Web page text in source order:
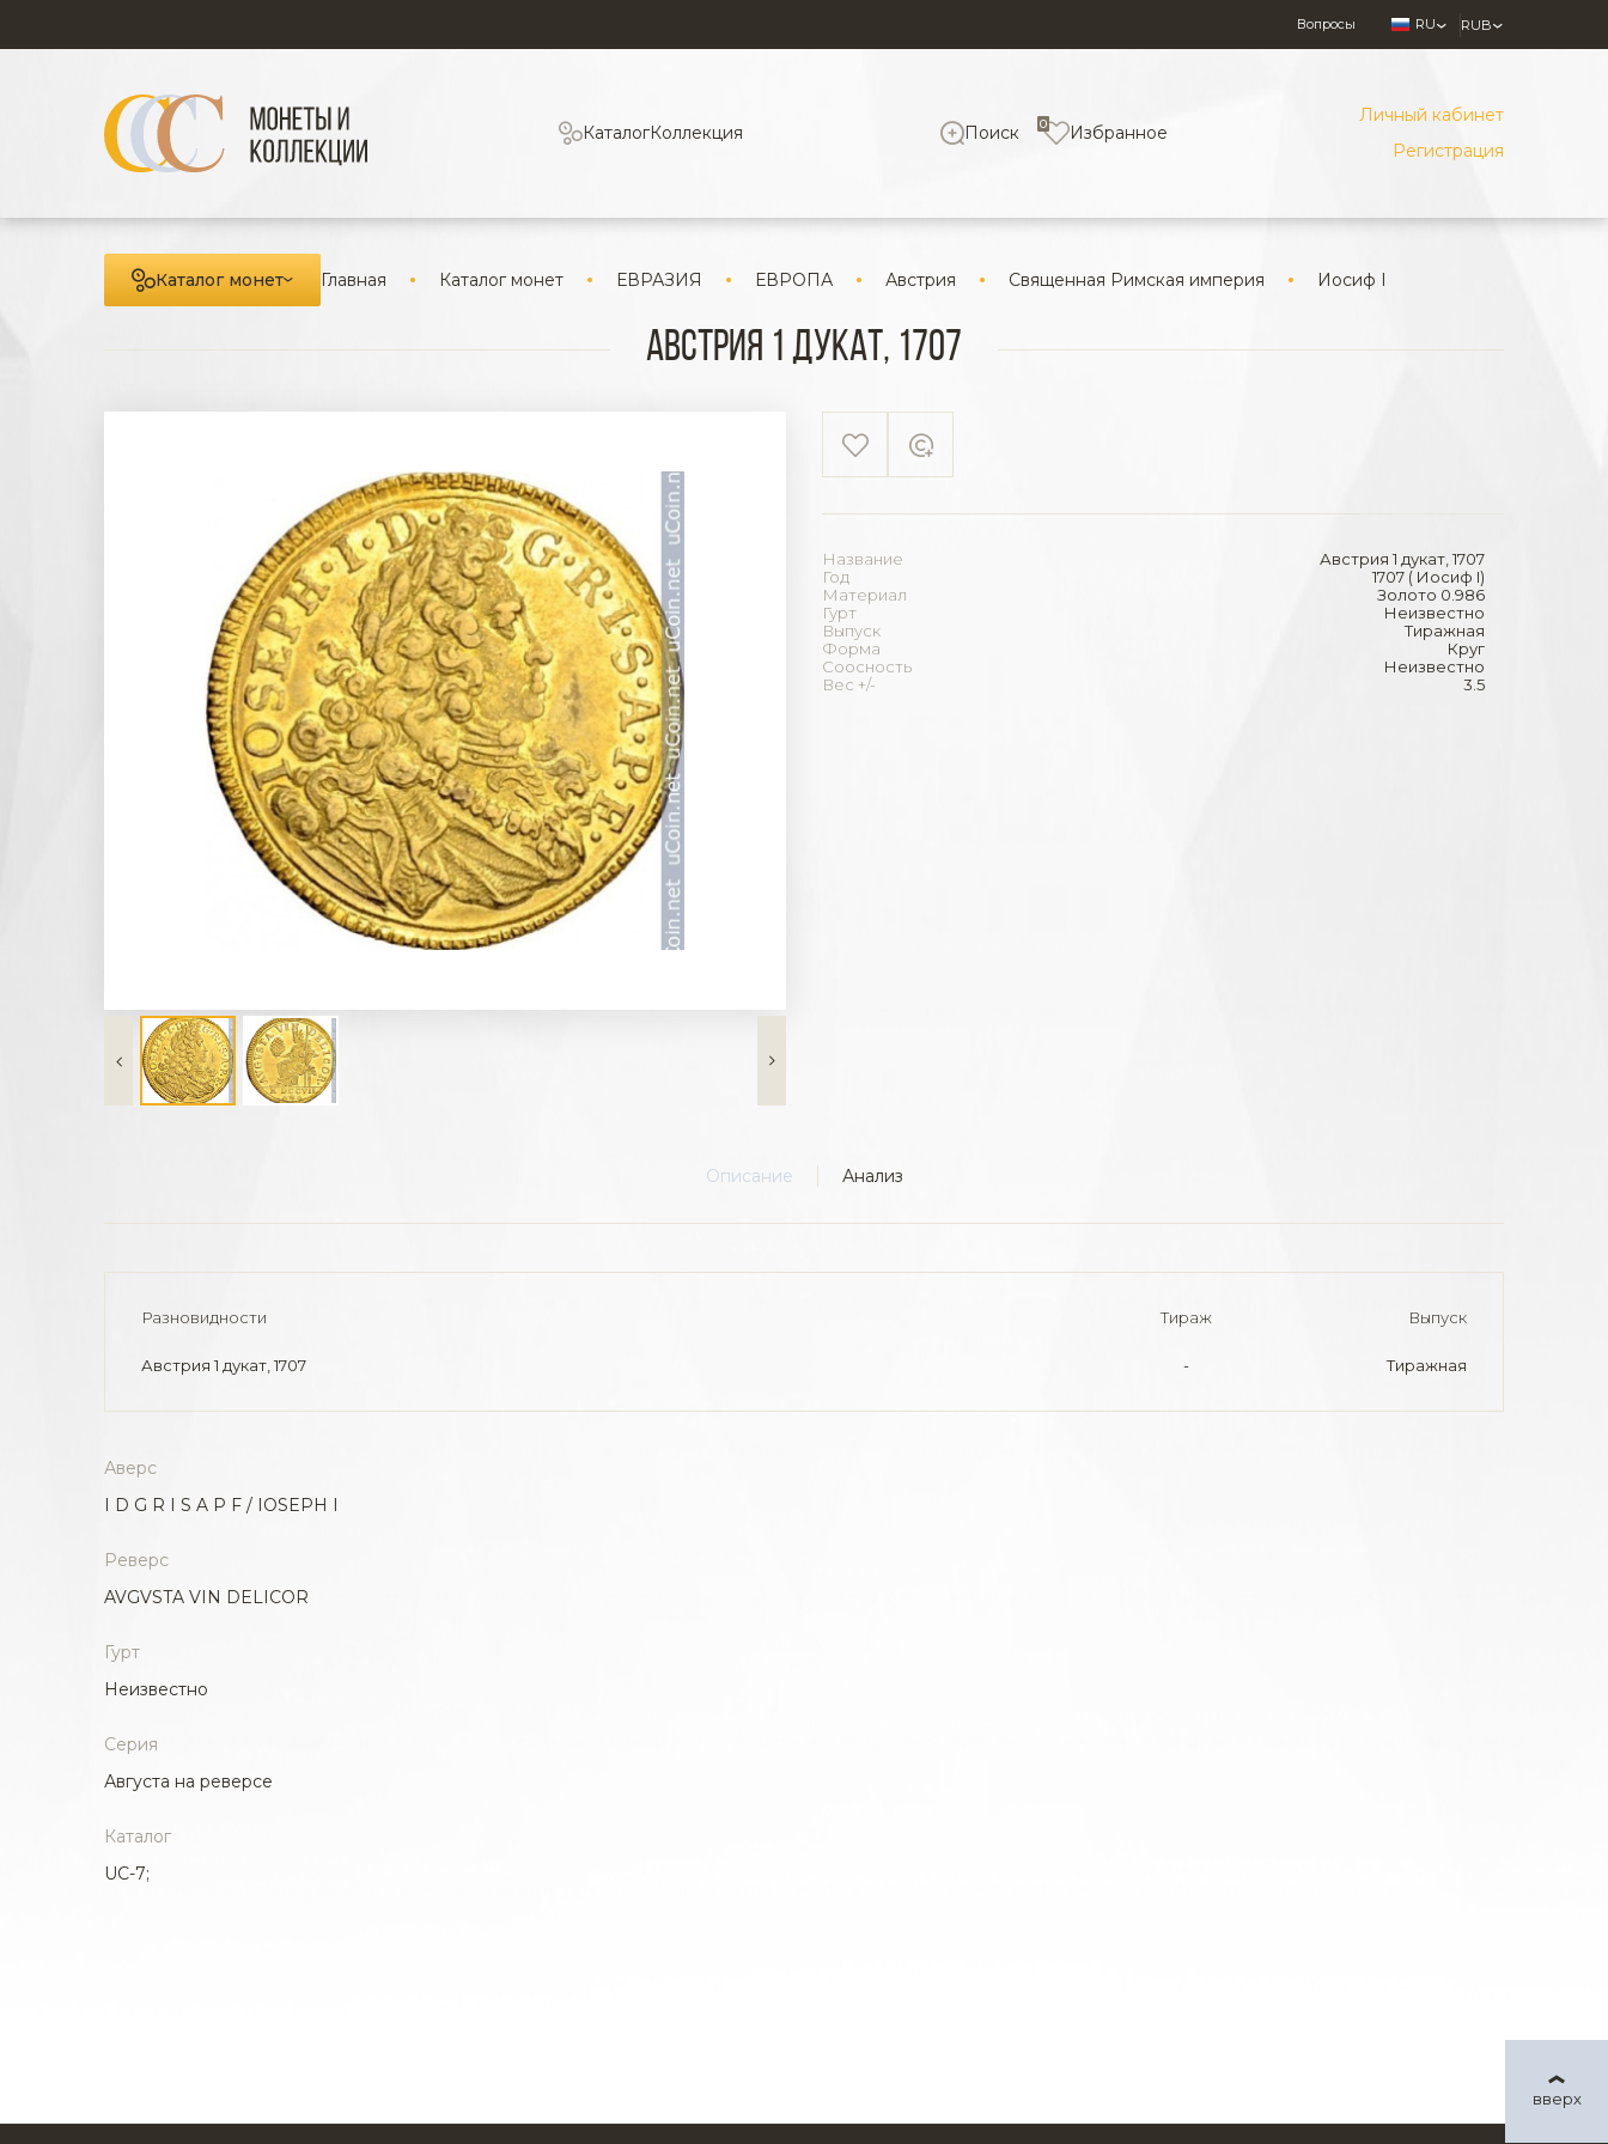
Вопросы RU RUB
КаталогКоллекция Поиск Избранное
0
Личный кабинет
Регистрация
Каталог монет Главная Каталог монет ЕВРАЗИЯ ЕВРОПА Австрия Священная Римская империя Иосиф I
Австрия 1 дукат, 1707
Название
Австрия 1 дукат, 1707
Год
1707 ( Иосиф I)
Материал
Золото 0.986
Гурт
Неизвестно
Выпуск
Тиражная
Форма
Круг
Соосность
Неизвестно
Вес +/-
3.5
Описание Анализ
Разновидности Тираж Выпуск
Австрия 1 дукат, 1707 - Тиражная
Аверс
I D G R I S A P F / IOSEPH I
Реверс
AVGVSTA VIN DELICOR
Гурт
Неизвестно
Серия
Августа на реверсе
Каталог
UC-7;
вверх